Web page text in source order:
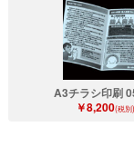
A3チラシ印刷
￥8,200(税別)